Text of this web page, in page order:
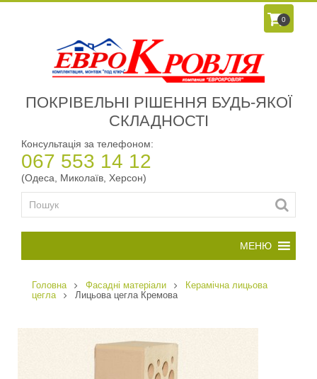
0
ПОКРІВЕЛЬНІ РІШЕННЯ БУДЬ-ЯКОЇ
СКЛАДНОСТІ
Консультація за телефоном:
067 553 14 12
(Одеса, Миколаїв, Херсон)
Головна Фасадні матеріали
Керамічна лицьова
цегла
Лицьова цегла Кремова